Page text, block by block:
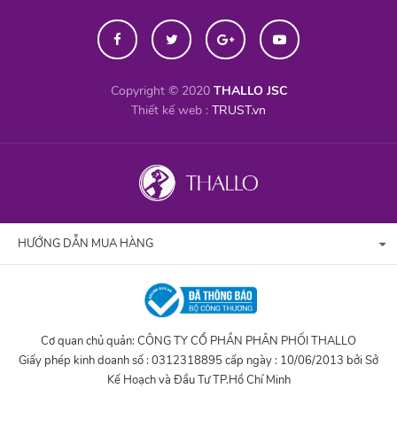
Copyright © 2020 THALLO JSC
Thiết kế web : TRUST.vn
HƯỚNG DẪN MUA HÀNG
Cơ quan chủ quản: CÔNG TY CỔ PHẦN PHÂN PHỐI THALLO
Giấy phép kinh doanh số : 0312318895 cấp ngày : 10/06/2013 bởi Sở
Kế Hoạch và Đầu Tư TP.Hồ Chí Minh